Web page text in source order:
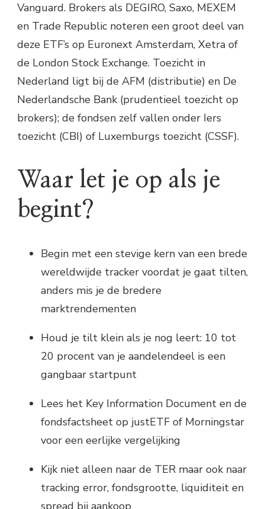
Vanguard. Brokers als DEGIRO, Saxo, MEXEM
en Trade Republic noteren een groot deel van
deze ETF’s op Euronext Amsterdam, Xetra of
de London Stock Exchange. Toezicht in
Nederland ligt bij de AFM (distributie) en De
Nederlandsche Bank (prudentieel toezicht op
brokers); de fondsen zelf vallen onder Iers
toezicht (CBI) of Luxemburgs toezicht (CSSF).
Waar let je op als je
begint?
Begin met een stevige kern van een brede
wereldwijde tracker voordat je gaat tilten,
anders mis je de bredere
marktrendementen
Houd je tilt klein als je nog leert: 10 tot
20 procent van je aandelendeel is een
gangbaar startpunt
Lees het Key Information Document en de
fondsfactsheet op justETF of Morningstar
voor een eerlijke vergelijking
Kijk niet alleen naar de TER maar ook naar
tracking error, fondsgrootte, liquiditeit en
spread bij aankoop